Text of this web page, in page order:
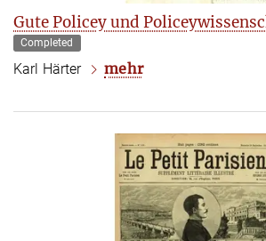
Gute Policey und
Completed
Karl Härter mehr